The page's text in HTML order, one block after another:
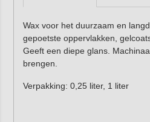
Wax voor het duurzaam en
gepoetste oppervlakken,
Geeft een diepe glans.
brengen.
Verpakking: 0,25 liter, 1 liter